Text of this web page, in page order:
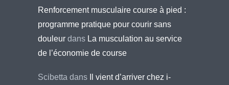
Renforcement musculaire course à pied :
programme pratique pour courir sans
douleur dans La musculation au service
de l’économie de course
Scibetta dans
Il vient d’arriver chez i-